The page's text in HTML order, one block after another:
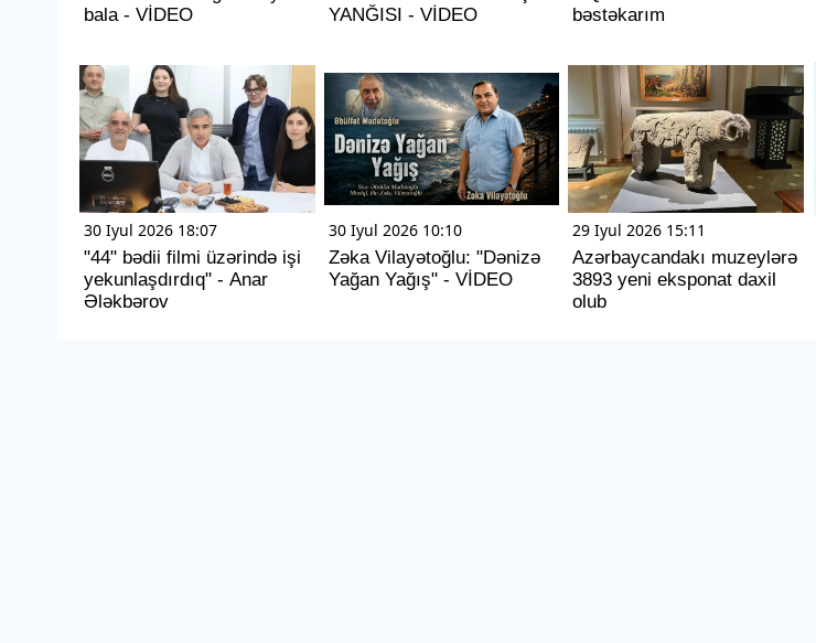
bala - VİDEO
YANĞISI - VİDEO
bəstəkarım
30 Iyul 2026 18:07
"44" bədii filmi üzərində işi
yekunlaşdırdıq" - Anar
Ələkbərov
30 Iyul 2026 10:10
Zəka Vilayətoğlu: "Dənizə
Yağan Yağış" - VİDEO
29 Iyul 2026 15:11
Azərbaycandakı muzeylərə
3893 yeni eksponat daxil
olub